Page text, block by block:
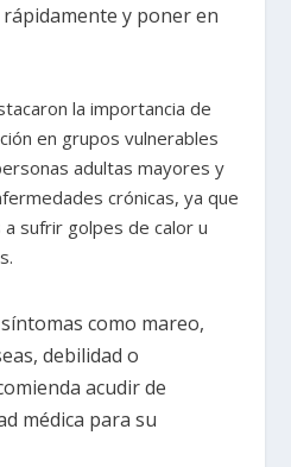
y poner en
la importancia de
en grupos vulnerables
adultas mayores y
crónicas, ya que
sufrir golpes de calor u
como mareo,
debilidad o
acudir de
médica para su